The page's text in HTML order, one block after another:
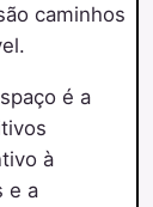
caminhos
é a
à
e a